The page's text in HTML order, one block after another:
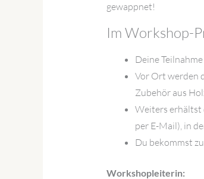
gewappnet!
Im Workshop-
Deine
Vor Ort werden
Zubehör aus
Weiters erhältst
per E-Mail), in
Du bekommst
Workshopleiterin: